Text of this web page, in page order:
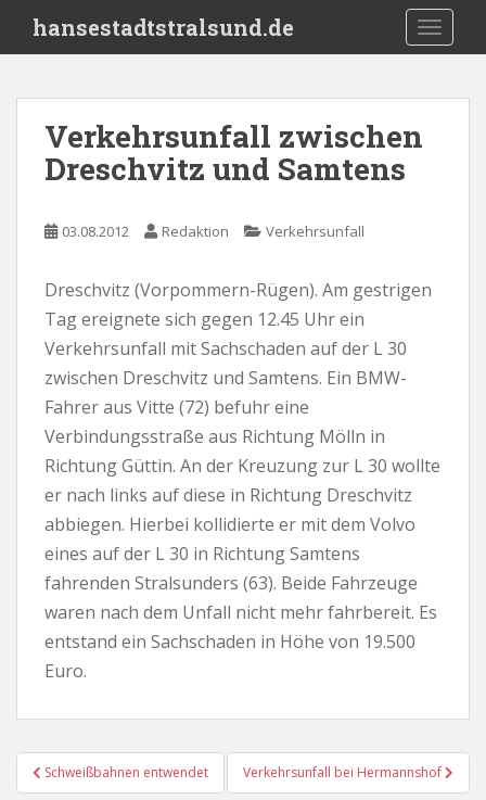
i
hansestadtstralsund.de
Verkehrsunfall zwischen
Dreschvitz und Samtens
03.08.2012 Redaktion Verkehrsunfall
Dreschvitz (Vorpommern-Rügen). Am gestrigen
Tag ereignete sich gegen 12.45 Uhr ein
Verkehrsunfall mit Sachschaden auf der L 30
zwischen Dreschvitz und Samtens. Ein BMW-
Fahrer aus Vitte (72) befuhr eine
Verbindungsstraße aus Richtung Mölln in
Richtung Güttin. An der Kreuzung zur L 30 wollte
er nach links auf diese in Richtung Dreschvitz
abbiegen. Hierbei kollidierte er mit dem Volvo
eines auf der L 30 in Richtung Samtens
fahrenden Stralsunders (63). Beide Fahrzeuge
waren nach dem Unfall nicht mehr fahrbereit. Es
entstand ein Sachschaden in Höhe von 19.500
Euro.
Beitragsnavigation
Schweißbahnen entwendet Verkehrsunfall bei Hermannshof